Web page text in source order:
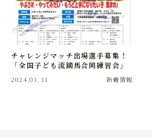
(2026年)「全国スポーツ流鏑
会」開催概要
チャレンジマッチ U-18流鏑
大会記録
チャレンジマッチ出場選手募集！
「全国子ども流鏑馬合同練習会」
2024.03.31 新着情報